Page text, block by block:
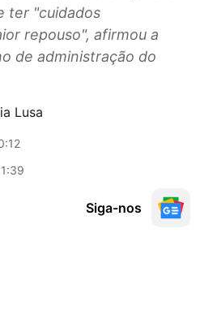
ter "cuidados
repouso", afirmou a
de administração do
Lusa
Siga-nos